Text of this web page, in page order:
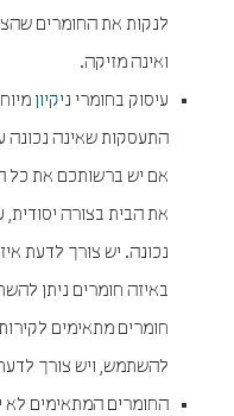
לנקות את החומרים
ואינה מזיקה.
עיסוק בחומרי ניקיון
התעסקות שאינה נכונה
אם יש ברשותכם את כל
את הבית בצורה
נכונה. יש צורך לדעת
באיזה חומרים ניתן
חומרים מתאימים
להשתמש, ויש צורך
החומרים המתאימים לא